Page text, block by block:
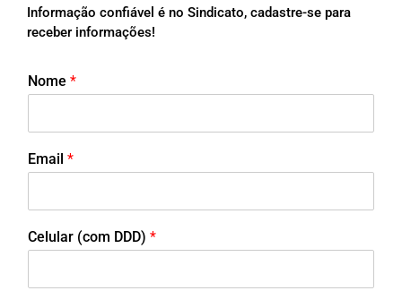
Informação confiável é no Sindicato, cadastre-se para
receber informações!
Nome *
Email *
Celular (com DDD) *